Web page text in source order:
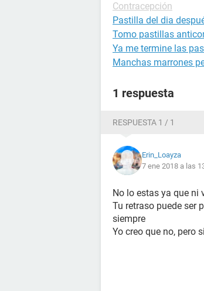
Contracepción
Pastilla del dia
Tomo pastillas
Ya me termine las
Manchas marrones
1 respuesta
RESPUESTA 1 / 1
Erin_Loayza
7 ene 2018 a las
No lo estas ya que ni
Tu retraso puede ser
siempre
Yo creo que no, pero